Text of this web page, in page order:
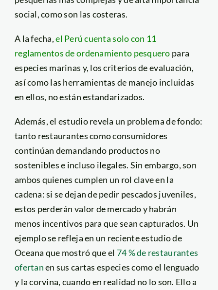
social, como son las costeras.
A la fecha,el Perú cuenta solo con 11
reglamentos de ordenamiento pesquero para
especies marinas y, los criterios de evaluación,
así como las herramientas de manejo incluidas
en ellos, no están estandarizados.
Además, el estudio revela un problema de fondo:
tanto restaurantes como consumidores
continúan demandando productos no
sostenibles e incluso ilegales. Sin embargo, son
ambos quienes cumplen un rol clave en la
cadena: si se dejan de pedir pescados juveniles,
estos perderán valor de mercado y habrán
menos incentivos para que sean capturados. Un
ejemplo se refleja en un reciente estudio de
Oceana que mostró que el 74 % de restaurantes
ofertanen sus cartas especies como el lenguado
y la corvina, cuando en realidad no lo son. Ello a